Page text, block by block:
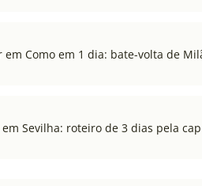
em Como em 1 dia: bate-volta de
Sevilha: roteiro de 3 dias pela